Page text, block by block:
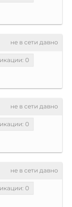
не в сети давно
0
не в сети давно
0
не в сети давно
0